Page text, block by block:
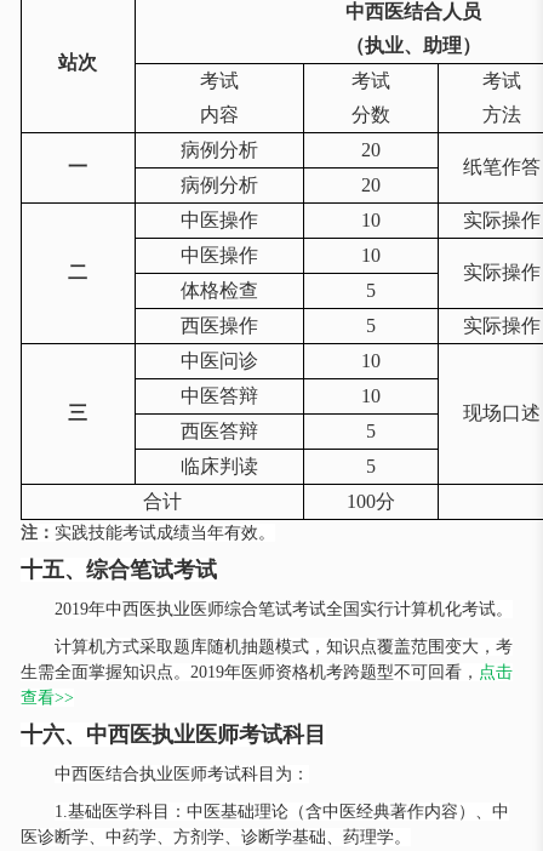
站次
中西医结合人员
（执业、助理）
考试
内容
考试
分数
考试
方法
一
病例分析
20
纸笔作答
病例分析
20
二
中医操作 10
实际操作
中医操作
10
实际操作
体格检查
5
西医操作
5 实际操作
三
中医问诊 10
现场口述
中医答辩
10
西医答辩
5
临床判读
5
合计
100分
注： 实践技能考试成绩当年有效。
十五、综合笔试考试
2019年中西医执业医师综合笔试考试全国实行计算机化考试。
计算机方式采取题库随机抽题模式，知识点覆盖范围变大，考
生需全面掌握知识点。 2019年医师资格机考跨题型不可回看， 点击
查看>>
十六、中西医执业医师考试科目
中西医结合执业医师考试科目为：
1.基础医学科目：中医基础理论（含中医经典著作内容）、中
医诊断学、中药学、方剂学、诊断学基础、药理学。